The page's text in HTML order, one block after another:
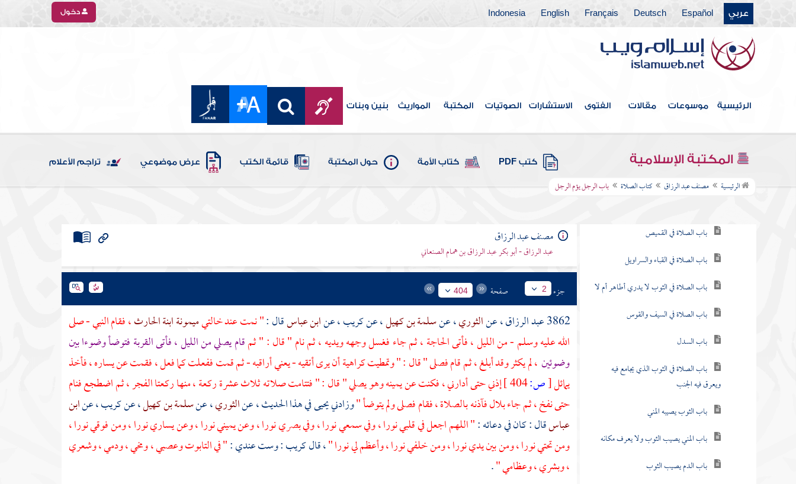
عربي Español
Deutsch
Français
English
Indonesia دخول
الرئيسية موسوعات مقالات الفتوى الاستشارات الصوتيات المكتبة المواريث بنين وبنات
المكتبة الإسلامية كتب PDF كتاب الأمة حول المكتبة قائمة الكتب عرض موضوعي تراجم الأعلام
الرئيسية مصنف عبد الرزاق كتاب الصلاة باب الرجل يؤم الرجل
فهرس الكتاب
كتاب الطهارة
كتاب الحيض
كتاب الصلاة
باب الصلاة في القميص
باب الصلاة في القباء والسراويل
باب الصلاة في الثوب لا يدري أطاهر أم لا
باب الصلاة في السيف والقوس
باب السدل
باب الصلاة في الثوب الذي يجامع فيه
ويعرق فيه الجنب
باب الثوب يصيبه المني
باب المني يصيب الثوب ولا يعرف مكانه
باب الدم يصيب الثوب
مصنف عبد الرزاق
عبد الرزاق - أبو بكر عبد الرزاق بن همام الصنعاني
جزء 2 صفحة 404
3862عبد الرزاق، عنالثوري، عنسلمة بن كهيل، عنكريب، عنابن عباسقال :" نمت عند خالتيميمونة ابنة الحارث، فقام النبي - صلى
الله عليه وسلم - من الليل ، فأتى الحاجة ، ثم جاء فغسل وجهه ويديه ، ثم نام " قال : " ثمقام يصلي من الليل ، فأتى القربة فتوضأ وضوءا بين
وضوئين، لم يكثر وقد أبلغ ، ثم قام فصلى " قال : " وتمطيت كراهية أن يرى أتقيه - يعني أراقبه - ثم قمت ففعلت كما فعل ، فقمت عن يساره ، فأخذ
يمائل[ص:404 ]
إذني حتى أدارني ، فكنت عن يمينه وهو يصلي " قال : " فتتامت صلاته ثلاث عشرة ركعة ، منها ركعتا الفجر ، ثم اضطجع فنام
حتى نفخ ، ثم جاءبلالفآذنه بالصلاة ، فقام فصلى ولم يتوضأ "وزادنييحيىفي هذا الحديث ، عنالثوري، عنسلمة بن كهيل، عنكريب، عنابن
عباسقال : كان في دعائه :" اللهم اجعل في قلبي نورا ، وفي سمعي نورا ، وفي بصري نورا ، وعن يميني نورا ، وعن يساري نورا ، ومن فوقي نورا ،
ومن تحتي نورا ، ومن بين يدي نورا ، ومن خلفي نورا ، وأعظم لي نورا "، قالكريب: وست عندي :" في التابوت وعصبي ، ومخي ، ودمي ، وشعري
، وبشري ، وعظامي ".